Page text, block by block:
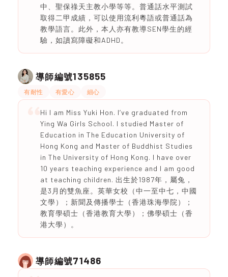
中、聖保祿天主教小學等等。普通話水平測試
取得二甲成績，可以使用流利粵語或普通話為
教學語言。此外，本人亦有教導SEN學生的經
驗，如讀寫障礙和ADHD。
導師編號135855
有耐性 有愛心 細心
Hi I am Miss Yuki Hon. I’ve graduated from
Ying Wa Girls School. I studied Master of
Education in The Education University of
Hong Kong and Master of Buddhist Studies
in The University of Hong Kong. I have over
10 years teaching experience and I am good
at teaching children. 出生於1987年，屬兔，
是3月的雙魚座。英華女校（中一至中七，中國
文學）；新聞及傳播學士（香港珠海學院）；
教育學碩士（香港教育大學）；佛學碩士（香
港大學）。
導師編號71486